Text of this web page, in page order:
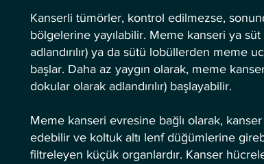
Kanserli tümörler, kontrol edilmezse,
bölgelerine yayılabilir. Meme kanseri ya
adlandırılır) ya da sütü lobüllerden meme
başlar. Daha az yaygın olarak, meme
dokular olarak adlandırılır) başlayabilir.
Meme kanseri evresine bağlı olarak,
edebilir ve koltuk altı lenf düğümlerine
filtreleyen küçük organlardır. Kanser